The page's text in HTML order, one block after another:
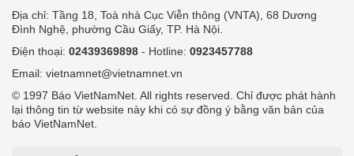
Địa chỉ: Tầng 18, Toà nhà Cục Viễn thông (VNTA), 68 Dương
Đình Nghệ, phường Cầu Giấy, TP. Hà Nội.
Điện thoại: 02439369898 - Hotline: 0923457788
Email: vietnamnet@vietnamnet.vn
© 1997 Báo VietNamNet. All rights reserved. Chỉ được phát hành
lại thông tin từ website này khi có sự đồng ý bằng văn bản của
báo VietNamNet.